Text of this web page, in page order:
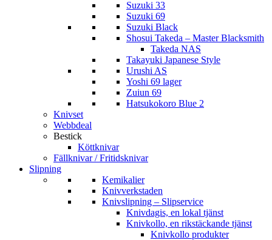
Suzuki 33
Suzuki 69
Suzuki Black
Shosui Takeda – Master Blacksmith
Takeda NAS
Takayuki Japanese Style
Urushi AS
Yoshi 69 lager
Zuiun 69
Hatsukokoro Blue 2
Knivset
Webbdeal
Bestick
Köttknivar
Fällknivar / Fritidsknivar
Slipning
Kemikalier
Knivverkstaden
Knivslipning – Slipservice
Knivdagis, en lokal tjänst
Knivkollo, en rikstäckande tjänst
Knivkollo produkter